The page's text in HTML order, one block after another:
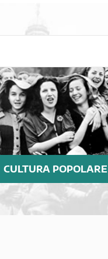
CULTURA POPOLARE